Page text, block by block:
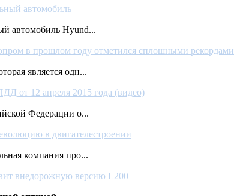
автомобиль
автомобиль Hyund...
в прошлом году отметился сплошными рекордами
является одн...
от 12 апреля 2015 года (видео)
Федерации о...
в двигателестроении
компания про...
внедорожную версию L200